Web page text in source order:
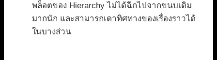
พล็อตของ Hierarchy ไม่ได้ฉีกไปจากขนบเดิม
มากนัก และสามารถเดาทิศทางของเรื่องราวได้
ในบางส่วน